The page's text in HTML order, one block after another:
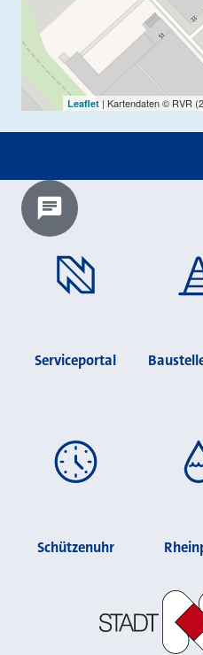
Leaflet | Kartendaten © RVR
Chatbot laden?
Serviceportal
Schützenuhr